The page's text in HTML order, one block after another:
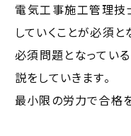
電気工事施工管理技
していくことが必須と
必須問題となってい
説をしていきます。
最小限の労力で合格